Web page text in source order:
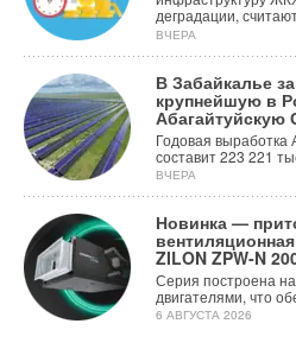
деградации,
ВЧЕРА
В Забайкалье
крупнейшую в
Абагайтуйскую
Годовая выработка
составит 223 221
ВЧЕРА
Новинка —
ZILON ZPW-N
Серия построена
двигателями, что
6 АВГУСТА 2026